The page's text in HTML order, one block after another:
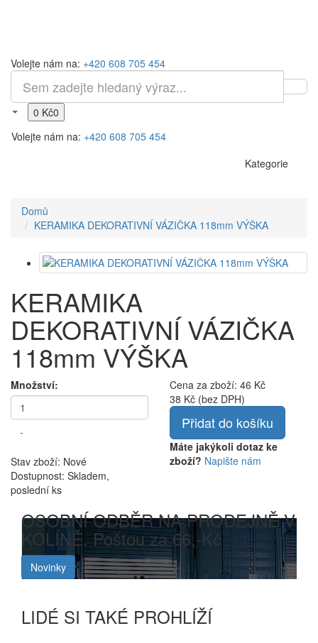
Volejte nám na: +420 608 705 454
0 Kč0
Volejte nám na: +420 608 705 454
Kategorie
Domů
KERAMIKA DEKORATIVNÍ VÁZIČKA 118mm VÝŠKA
KERAMIKA
DEKORATIVNÍ VÁZIČKA
118mm VÝŠKA
Množství:
-
Stav zboží: Nové
Dostupnost: Skladem,
poslední ks
Cena za zboží: 46 Kč
38 Kč (bez DPH)
Přidat do košíku
Máte jakýkoli dotaz ke
zboží? Napište nám
OSOBNÍ ODBĚR NA PRODEJNĚ V
KOLÍNĚ. Poštou za 66,-Kč
Novinky
LIDÉ SI TAKÉ PROHLÍŽÍ